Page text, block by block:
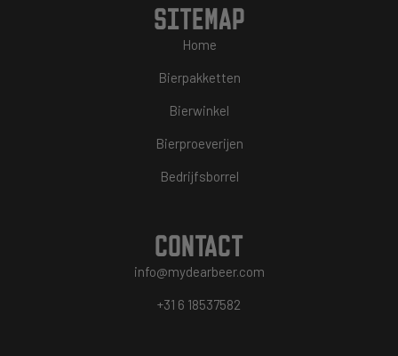
SITEMAP
Home
Bierpakketten
Bierwinkel
Bierproeverijen
Bedrijfsborrel
CONTACT
info@mydearbeer.com
+31 6 18537582